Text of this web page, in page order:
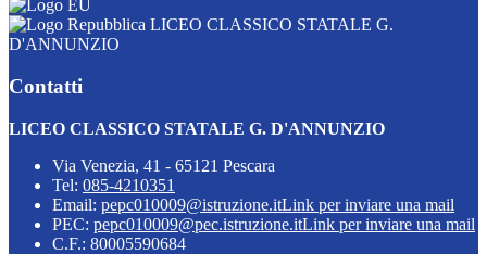
LICEO CLASSICO STATALE G.
D'ANNUNZIO
Contatti
LICEO CLASSICO STATALE G. D'ANNUNZIO
Via Venezia, 41 - 65121 Pescara
Tel: 085-4210351
Email: pepc010009@istruzione.itLink per inviare una mail
PEC: pepc010009@pec.istruzione.itLink per inviare una mail
C.F.: 80005590684